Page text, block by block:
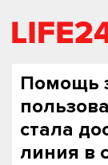
Помощь
стала
линия в